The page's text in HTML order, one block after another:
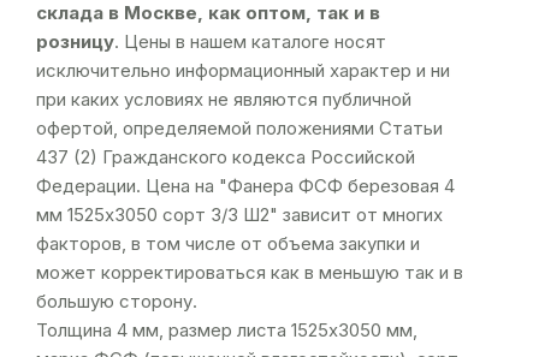
склада в Москве, как оптом, так и в
розницу. Цены в нашем каталоге носят
исключительно информационный характер и ни
при каких условиях не являются публичной
офертой, определяемой положениями Статьи
437 (2) Гражданского кодекса Российской
Федерации. Цена на "Фанера ФСФ березовая 4
мм 1525х3050 сорт 3/3 Ш2" зависит от многих
факторов, в том числе от объема закупки и
может корректироваться как в меньшую так и в
большую сторону.
Толщина 4 мм, размер листа 1525х3050 мм,